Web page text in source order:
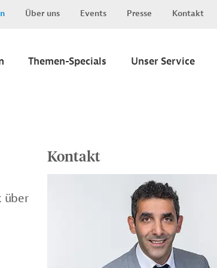
Über uns Events Presse Kontakt
Themen-Specials Unser Service
über
Kontakt